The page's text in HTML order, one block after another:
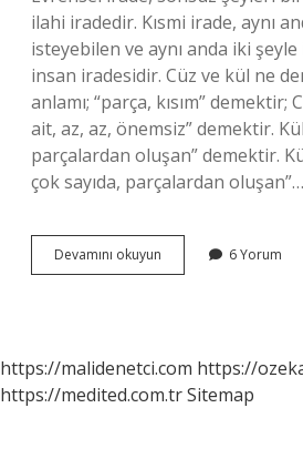
ilahi iradedir. Kısmi irade, aynı
isteyebilen ve aynı anda iki
insan iradesidir. Cüz ve kül ne
anlamı; “parça, kısım” demektir;
ait, az, az, önemsiz” demektir.
parçalardan oluşan” demektir.
çok sayıda, parçalardan oluşan”…
Devamını okuyun
Cüz
Demek
6 Yorum
https://malidenetci.com https://
https://medited.com.trSitemap